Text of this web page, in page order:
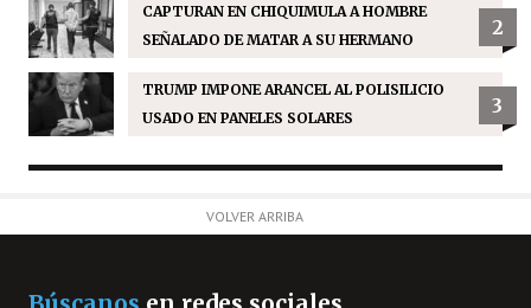
CAPTURAN EN CHIQUIMULA A HOMBRE
SEÑALADO DE MATAR A SU HERMANO
2
TRUMP IMPONE ARANCEL AL POLISILICIO
USADO EN PANELES SOLARES
3
VOLVER ARRIBA